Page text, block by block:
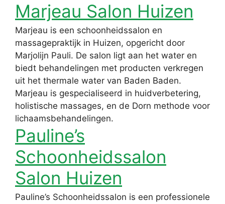
Marjeau Salon Huizen
Marjeau is een schoonheidssalon en
massagepraktijk in Huizen, opgericht door
Marjolijn Pauli. De salon ligt aan het water en
biedt behandelingen met producten verkregen
uit het thermale water van Baden Baden.
Marjeau is gespecialiseerd in huidverbetering,
holistische massages, en de Dorn methode voor
lichaamsbehandelingen.
Pauline’s
Schoonheidssalon
Salon Huizen
Pauline’s Schoonheidssalon is een professionele